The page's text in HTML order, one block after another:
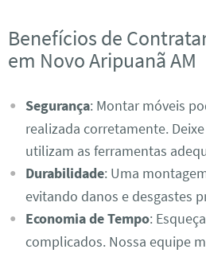
Benefícios de
em Novo Aripuanã AM
Segurança: Montar móveis
realizada corretamente.
utilizam as ferramentas
Durabilidade: Uma
evitando danos e desgastes
Economia de Tempo:
complicados. Nossa equipe